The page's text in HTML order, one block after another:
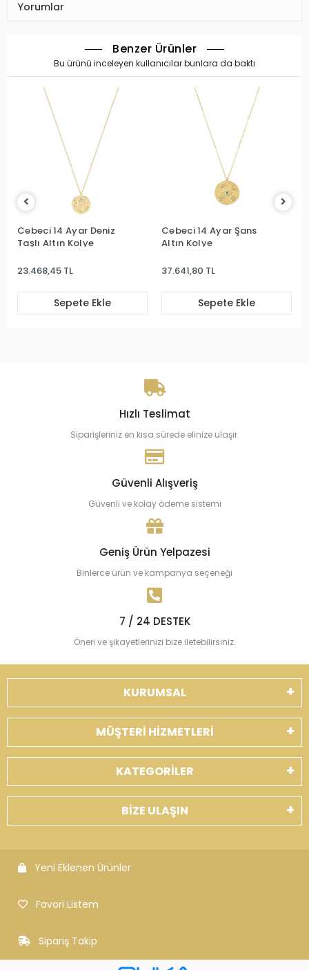
Yorumlar
Benzer Ürünler
Bu ürünü inceleyen kullanıcılar bunlara da baktı
Cebeci 14 Ayar Deniz
Taşlı Altın Kolye
23.468,45 TL
Sepete Ekle
Cebeci 14 Ayar Şans
Altın Kolye
37.641,80 TL
Sepete Ekle
Hızlı Teslimat
Siparişleriniz en kısa sürede elinize ulaşır.
Güvenli Alışveriş
Güvenli ve kolay ödeme sistemi
Geniş Ürün Yelpazesi
Binlerce ürün ve kampanya seçeneği
7 / 24 DESTEK
Öneri ve şikayetlerinizi bize iletebilirsiniz.
KURUMSAL
MÜŞTERİ HİZMETLERİ
KATEGORİLER
BİZE ULAŞIN
Yeni Eklenen Ürünler
Favori Listem
Sipariş Takip